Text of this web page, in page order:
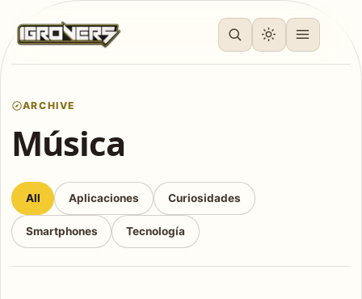
ARCHIVE
Música
All Aplicaciones Curiosidades
Smartphones Tecnología